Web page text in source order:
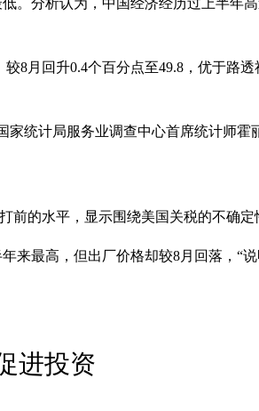
8月回升0.4个百分点至49.8，优于路
统计局服务业调查中心首席统计师
的水平，显示围绕美国关税的不确定
最高，但出厂价格却较8月回落，“说
进投资